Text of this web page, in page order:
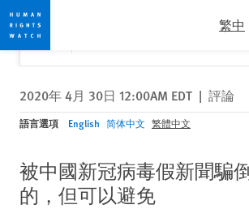
Skip
to
cookie
privacy
notice
Skip
to
main
content
繁中
Would you like to read this page in
Yes
✕
2020年 4月 30日 12:00AM EDT | 評論
語言選項 English 简体中文 繁體中文
被中國新冠病毒假新聞騙
的，但可以避免